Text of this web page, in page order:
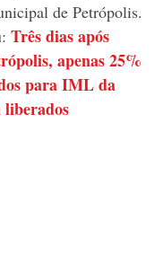
de Petrópolis.
Três dias após
apenas 25%
para IML da